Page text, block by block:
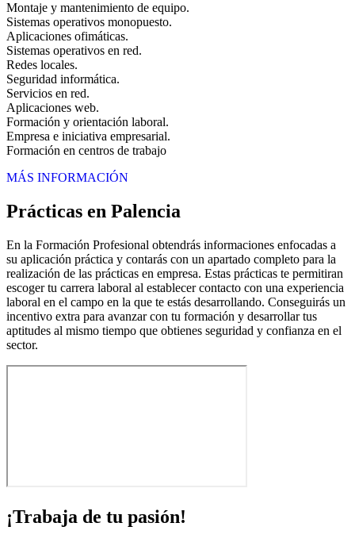
Montaje y mantenimiento de equipo.
Sistemas operativos monopuesto.
Aplicaciones ofimáticas.
Sistemas operativos en red.
Redes locales.
Seguridad informática.
Servicios en red.
Aplicaciones web.
Formación y orientación laboral.
Empresa e iniciativa empresarial.
Formación en centros de trabajo
MÁS INFORMACIÓN
Prácticas en Palencia
En la Formación Profesional obtendrás informaciones enfocadas a
su aplicación práctica y contarás con un apartado completo para la
realización de las prácticas en empresa. Estas prácticas te permitiran
escoger tu carrera laboral al establecer contacto con una experiencia
laboral en el campo en la que te estás desarrollando. Conseguirás un
incentivo extra para avanzar con tu formación y desarrollar tus
aptitudes al mismo tiempo que obtienes seguridad y confianza en el
sector.
¡Trabaja de tu pasión!